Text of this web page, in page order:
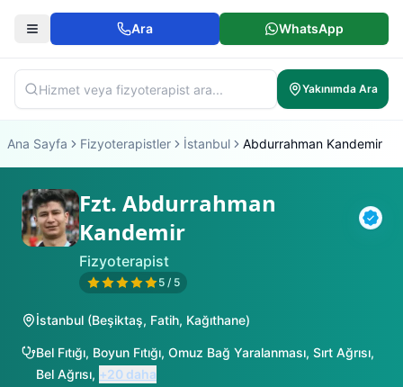
Ara WhatsApp
Yakınımda Ara
Ana Sayfa Fizyoterapistler İstanbul Abdurrahman Kandemir
Fzt. Abdurrahman
Kandemir
Fizyoterapist
5 / 5
İstanbul (Beşiktaş, Fatih, Kağıthane)
Bel Fıtığı, Boyun Fıtığı, Omuz Bağ Yaralanması, Sırt Ağrısı,
Bel Ağrısı, +20 daha